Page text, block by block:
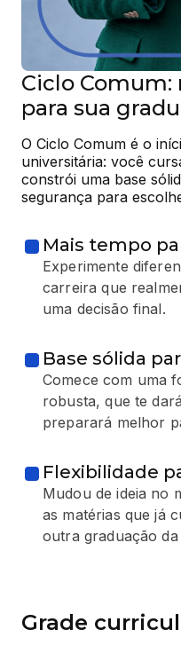
Ciclo
para sua
O Ciclo Comum é o
universitária: você
constrói uma base
segurança para
Mais tempo
Experimente
carreira que
uma decisão final.
Base sólida
Comece com uma
robusta, que te
preparará melhor
Flexibilidade
Mudou de ideia no
as matérias que já
outra graduação
Grade